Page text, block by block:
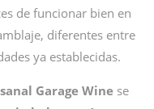
de funcionar bien en
diferentes entre
ya establecidas.
Garage Wine se